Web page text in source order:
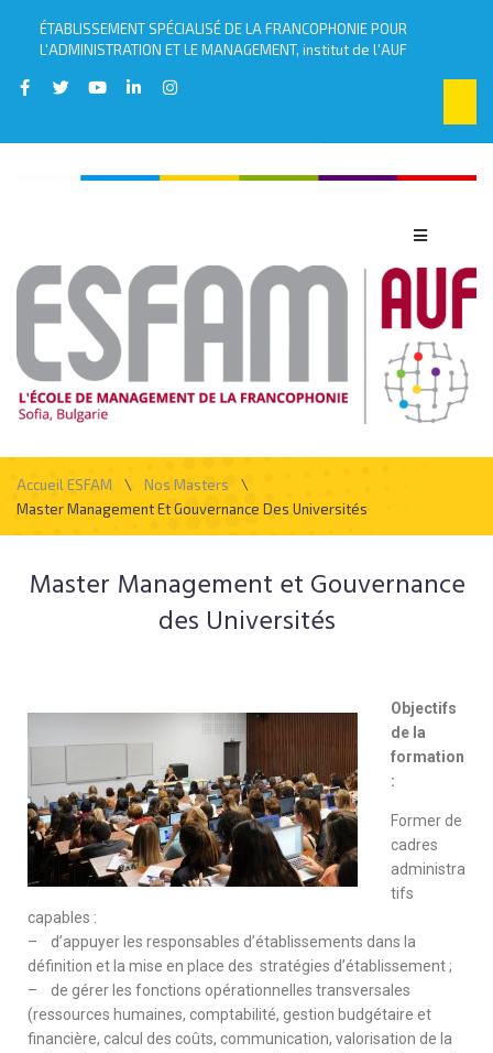
ÉTABLISSEMENT SPÉCIALISÉ DE LA FRANCOPHONIE POUR
L'ADMINISTRATION ET LE MANAGEMENT, institut de l'AUF
Accueil ESFAM \ Nos Masters
\
Master Management Et Gouvernance Des Universités
Master Management et Gouvernance
des Universités
Objectifs
de la
formation
:
Former de
cadres
administra
tifs
capables :
– d’appuyer les responsables d’établissements dans la
définition et la mise en place des stratégies d’établissement ;
– de gérer les fonctions opérationnelles transversales
(ressources humaines, comptabilité, gestion budgétaire et
financière, calcul des coûts, communication, valorisation de la